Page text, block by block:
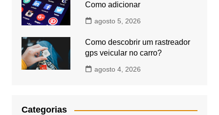
Como adicionar
agosto 5, 2026
Como descobrir um rastreador
gps veicular no carro?
agosto 4, 2026
Categorias